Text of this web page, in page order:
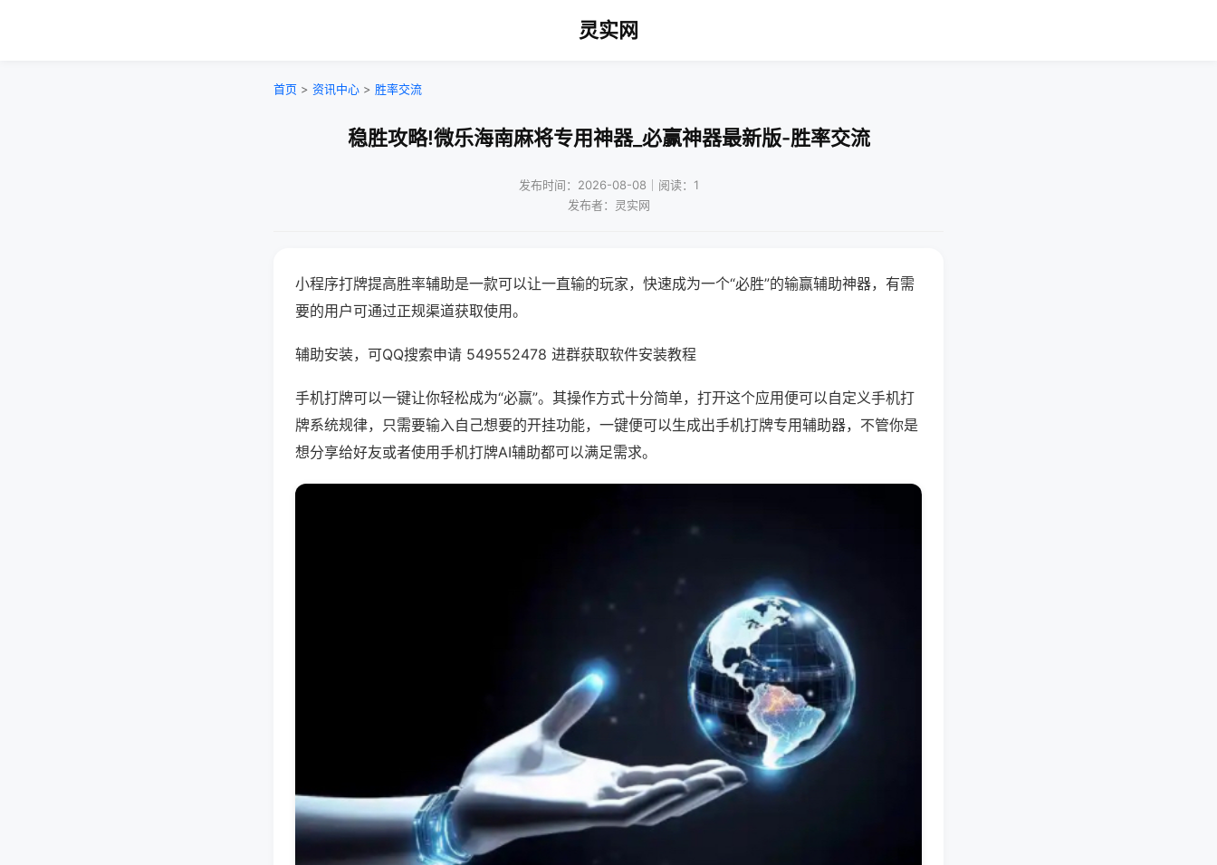
灵实网
首页 > 资讯中心 > 胜率交流
稳胜攻略!微乐海南麻将专用神器_必赢神器最新版-胜率交流
发布时间：2026-08-08｜阅读：1
发布者：灵实网
小程序打牌提高胜率辅助是一款可以让一直输的玩家，快速成为一个“必胜”的输赢辅助神器，有需
要的用户可通过正规渠道获取使用。
辅助安装，可QQ搜索申请 549552478 进群获取软件安装教程
手机打牌可以一键让你轻松成为“必赢”。其操作方式十分简单，打开这个应用便可以自定义手机打
牌系统规律，只需要输入自己想要的开挂功能，一键便可以生成出手机打牌专用辅助器，不管你是
想分享给好友或者使用手机打牌AI辅助都可以满足需求。